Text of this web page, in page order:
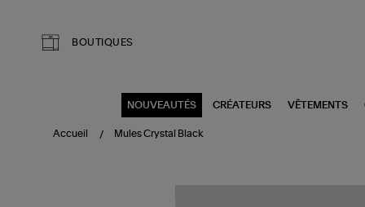
BOUTIQUES
NOUVEAUTÉS CRÉATEURS VÊTEMENTS
Accueil Mules Crystal Black